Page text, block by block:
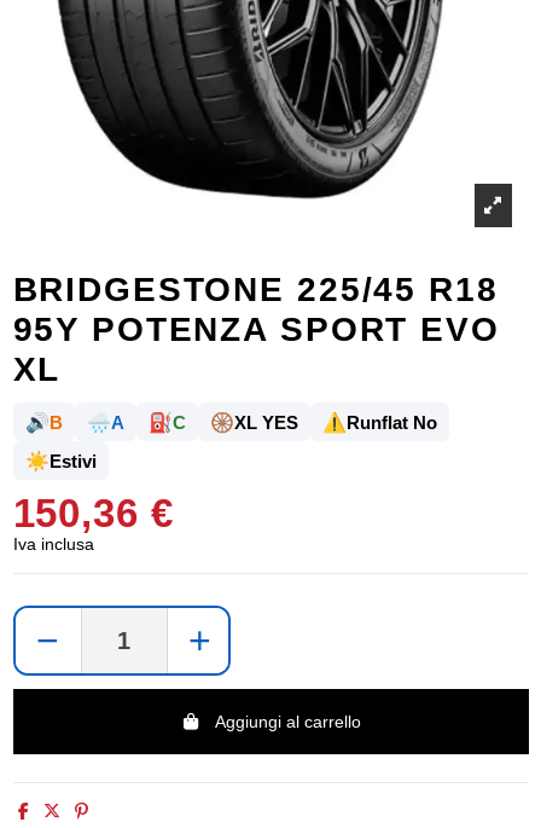
BRIDGESTONE 225/45 R18
95Y POTENZA SPORT EVO
XL
🔊B 🌧️A ⛽C 🛞XL YES ⚠️Runflat No
☀️Estivi
150,36 €
Iva inclusa
− +
Aggiungi al carrello